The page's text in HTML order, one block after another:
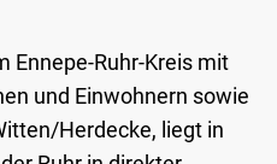
Ennepe-Ruhr-Kreis mit
und Einwohnern sowie
Herdecke, liegt in